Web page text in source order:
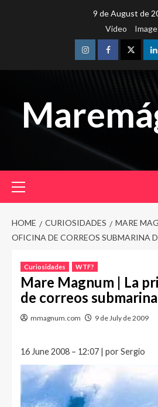
9 de August de
Video
Image
InstagramFacebookTwitter
Menu
HOME CURIOSIDADES
MARE
OFICINA DE CORREOS SUBMARINA
Curiosidades WTF?
Mare Magnum | La
de correos
mmagnum.com 9 de July de 2009
16 June 2008 – 12:07 | por Sergio